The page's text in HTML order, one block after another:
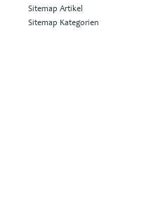
Sitemap Artikel
Sitemap Kategorien